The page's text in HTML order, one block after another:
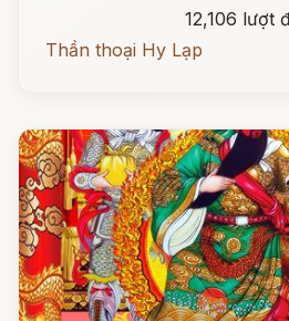
12,106 lượt
Thần thoại Hy Lạp